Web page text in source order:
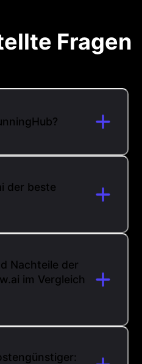
Fragen
der beste
Nachteile der
im Vergleich